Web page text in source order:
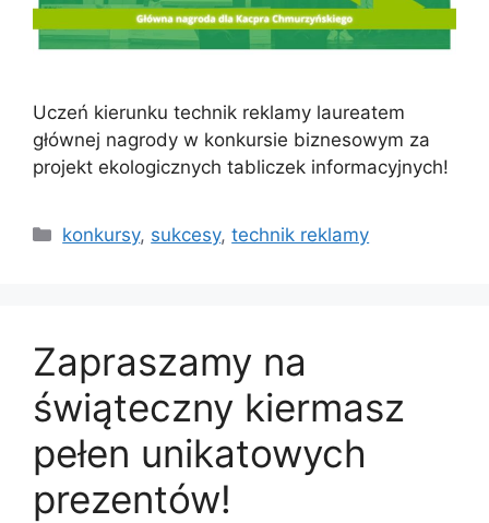
Uczeń kierunku technik reklamy laureatem
głównej nagrody w konkursie biznesowym za
projekt ekologicznych tabliczek informacyjnych!
konkursy, sukcesy,technik reklamy
Zapraszamy na
świąteczny kiermasz
pełen unikatowych
prezentów!